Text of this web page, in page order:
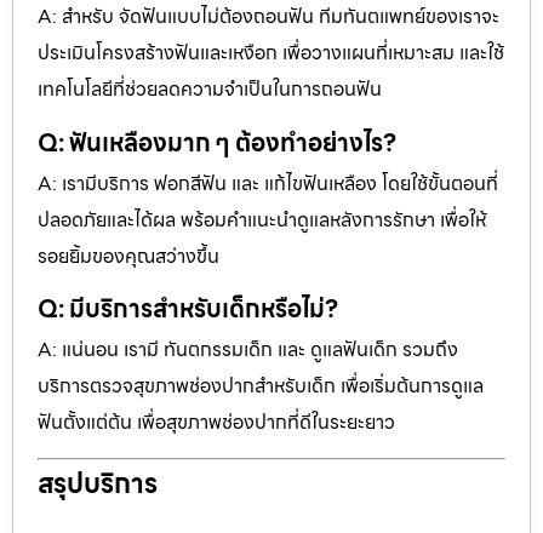
A: สำหรับ จัดฟันแบบไม่ต้องถอนฟัน ทีมทันตแพทย์ของเราจะ
ประเมินโครงสร้างฟันและเหงือก เพื่อวางแผนที่เหมาะสม และใช้
เทคโนโลยีที่ช่วยลดความจำเป็นในการถอนฟัน
Q: ฟันเหลืองมาก ๆ ต้องทำอย่างไร?
A: เรามีบริการ ฟอกสีฟัน และ แก้ไขฟันเหลือง โดยใช้ขั้นตอนที่
ปลอดภัยและได้ผล พร้อมคำแนะนำดูแลหลังการรักษา เพื่อให้
รอยยิ้มของคุณสว่างขึ้น
Q: มีบริการสำหรับเด็กหรือไม่?
A: แน่นอน เรามี ทันตกรรมเด็ก และ ดูแลฟันเด็ก รวมถึง
บริการตรวจสุขภาพช่องปากสำหรับเด็ก เพื่อเริ่มต้นการดูแล
ฟันตั้งแต่ต้น เพื่อสุขภาพช่องปากที่ดีในระยะยาว
สรุปบริการ